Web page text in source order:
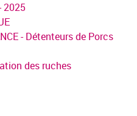
2025
- Détenteurs de Porcs
des ruches